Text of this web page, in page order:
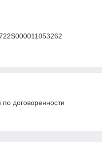
договоренности